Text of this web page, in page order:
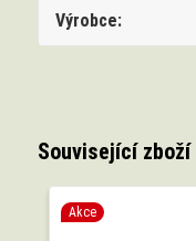
Výrobce
Související zboží
Akce